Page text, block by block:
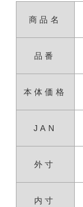
商品名
品番
本体価格
JAN
外寸
内寸